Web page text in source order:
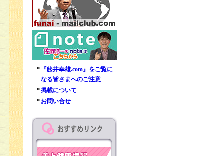
*
『舩井幸雄.com』をご覧に
なる皆さまへのご注意
*掲載について
* お問い合せ